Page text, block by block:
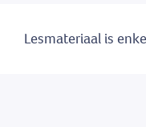
Lesmateriaal is